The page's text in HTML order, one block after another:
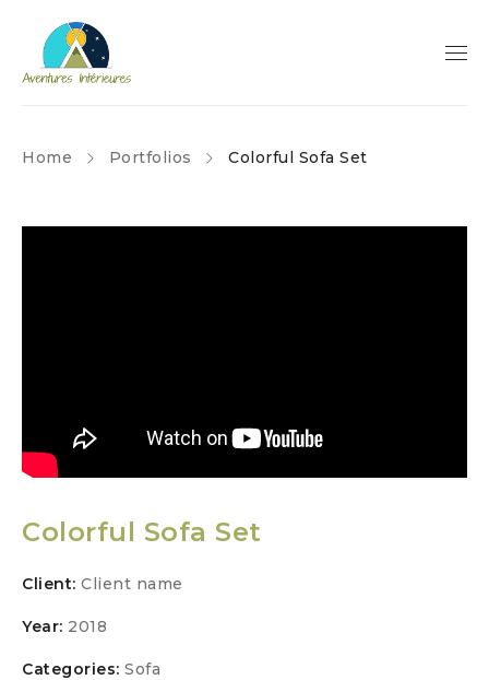
Home Portfolios Colorful Sofa Set
Colorful Sofa Set
Client: Client name
Year: 2018
Categories: Sofa